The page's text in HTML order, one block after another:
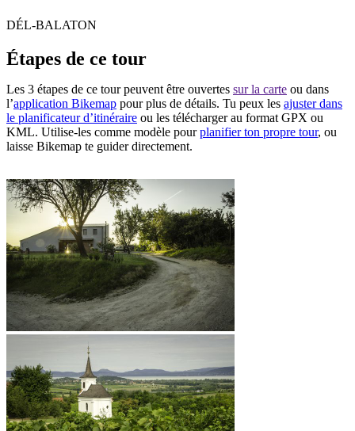
DÉL-BALATON
Étapes de ce tour
Les 3 étapes de ce tour peuvent être ouvertes sur la carte ou dans
l’application Bikemap pour plus de détails. Tu peux les ajuster dans
le planificateur d’itinéraire ou les télécharger au format GPX ou
KML. Utilise-les comme modèle pourplanifier ton propre tour, ou
laisse Bikemap te guider directement.